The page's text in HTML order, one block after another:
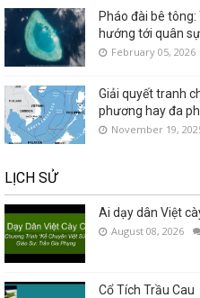
Pháo đài bê
hướng tới quân
February 05, 2026
Giải quyết tranh
phương hay đa
November 19,
LỊCH SỬ
Ai dạy dân Việt
August 08, 2026
Cổ Tích Trầu Cau